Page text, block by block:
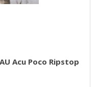
Acu Poco Ripstop